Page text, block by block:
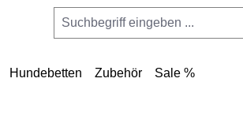
Hundebetten Zubehör Sale %